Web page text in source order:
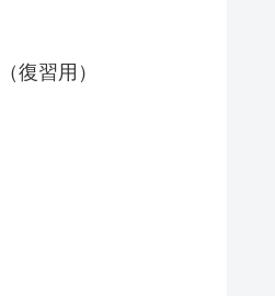
復習用）